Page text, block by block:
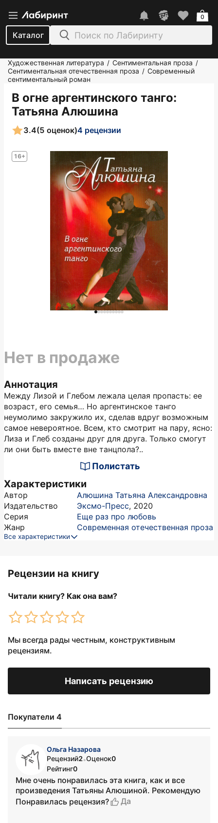
Каталог
0
Художественная литература / Сентиментальная проза /
Сентиментальная отечественная проза / Современный
сентиментальный роман
В огне аргентинского танго:
Татьяна Алюшина
16+
3.4(5 оценок)4 рецензии
Аннотация
Между Лизой и Глебом лежала целая пропасть: ее
возраст, его семья… Но аргентинское танго
неумолимо закружило их, сделав вдруг возможным
самое невероятное. Всем, кто смотрит на пару, ясно:
Лиза и Глеб созданы друг для друга. Только смогут
ли они быть вместе вне танцпола?..
Полистать
Характеристики
Автор
Алюшина Татьяна Александровна
Издательство
Эксмо-Пресс, 2020
Серия
Еще раз про любовь
Жанр
Современная отечественная проза
Все характеристики
Нет в продаже
Рецензии на книгу
Читали книгу? Как она вам?
Мы всегда рады честным, конструктивным
рецензиям.
Написать рецензию
Покупатели 4
Ольга Назарова
Рецензий2•Оценок0
Рейтинг0
Мне очень понравилась эта книга, как и все
произведения Татьяны Алюшиной. Рекомендую
Понравилась рецензия?
Да